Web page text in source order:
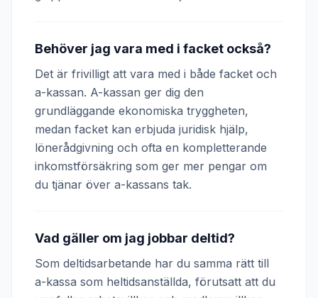
Behöver jag vara med i facket också?
Det är frivilligt att vara med i både facket och
a-kassan. A-kassan ger dig den
grundläggande ekonomiska tryggheten,
medan facket kan erbjuda juridisk hjälp,
lönerådgivning och ofta en kompletterande
inkomstförsäkring som ger mer pengar om
du tjänar över a-kassans tak.
Vad gäller om jag jobbar deltid?
Som deltidsarbetande har du samma rätt till
a-kassa som heltidsanställda, förutsatt att du